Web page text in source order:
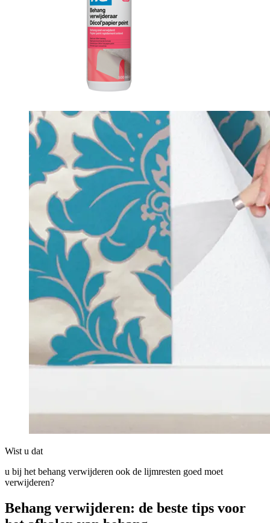
Wist u dat
u bij het behang verwijderen ook de lijmresten goed moet
verwijderen?
Behang verwijderen: de beste tips voor